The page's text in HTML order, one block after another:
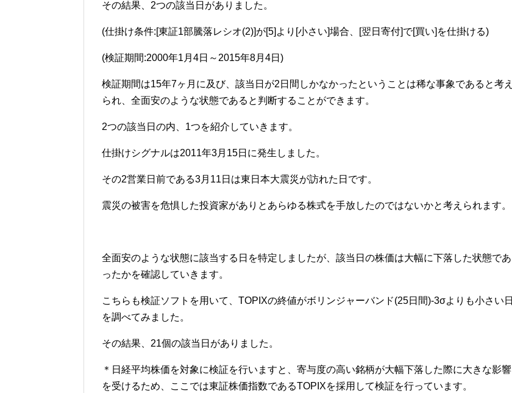
その結果、2つの該当日がありました。
(仕掛け条件:[東証1部騰落レシオ(2)]が[5]より[小さい]場合、[翌日寄付]で[買い]を仕掛ける)
(検証期間:2000年1月4日～2015年8月4日)
検証期間は15年7ヶ月に及び、該当日が2日間しかなかったということは稀な事象であると考え
られ、全面安のような状態であると判断することができます。
2つの該当日の内、1つを紹介していきます。
仕掛けシグナルは2011年3月15日に発生しました。
その2営業日前である3月11日は東日本大震災が訪れた日です。
震災の被害を危惧した投資家がありとあらゆる株式を手放したのではないかと考えられます。
全面安のような状態に該当する日を特定しましたが、該当日の株価は大幅に下落した状態であ
ったかを確認していきます。
こちらも検証ソフトを用いて、TOPIXの終値がボリンジャーバンド(25日間)-3σよりも小さい日
を調べてみました。
その結果、21個の該当日がありました。
＊日経平均株価を対象に検証を行いますと、寄与度の高い銘柄が大幅下落した際に大きな影響
を受けるため、ここでは東証株価指数であるTOPIXを採用して検証を行っています。